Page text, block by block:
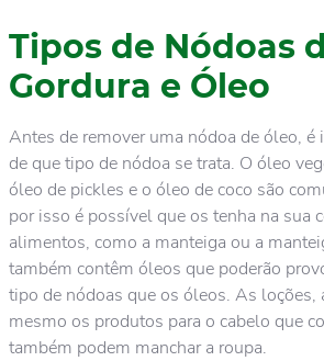
Tipos de Nódoas
Gordura e Óleo
Antes de remover uma nódoa de óleo, é
de que tipo de nódoa se trata. O óleo
óleo de pickles e o óleo de coco são
por isso é possível que os tenha na sua
alimentos, como a manteiga ou a
também contêm óleos que poderão
tipo de nódoas que os óleos. As loções,
mesmo os produtos para o cabelo que
também podem manchar a roupa.